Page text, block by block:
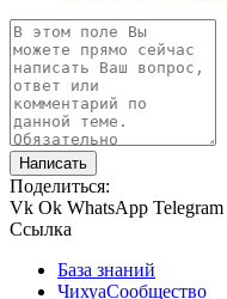
Написать
Поделиться:
Vk Ok WhatsApp Telegram
Ссылка
База знаний
ЧихуаСообщество